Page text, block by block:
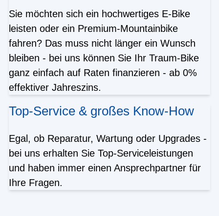
Sie möchten sich ein hochwertiges E-Bike
leisten oder ein Premium-Mountainbike
fahren? Das muss nicht länger ein Wunsch
bleiben - bei uns können Sie Ihr Traum-Bike
ganz einfach auf Raten finanzieren - ab 0%
effektiver Jahreszins.
Top-Service & großes Know-How
Egal, ob Reparatur, Wartung oder Upgrades -
bei uns erhalten Sie Top-Serviceleistungen
und haben immer einen Ansprechpartner für
Ihre Fragen.